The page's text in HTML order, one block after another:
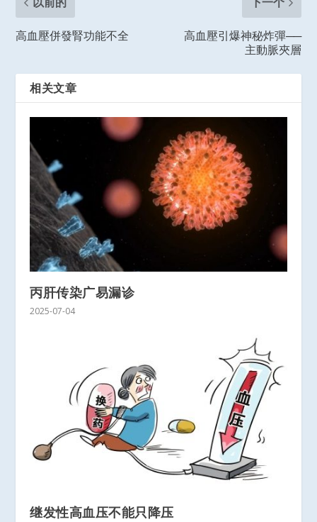
高血壓併發腎功能不全
高血壓引爆神秘炸彈──
主動脈夾層
相关文章
丙肝传染广易漏诊
2025-07-04
继发性高血压不能只降压